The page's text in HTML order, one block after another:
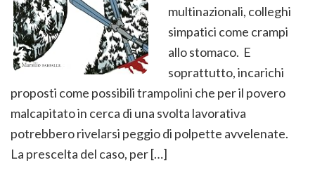
multinazionali, colleghi
simpatici come crampi
allo stomaco. E
soprattutto, incarichi
proposti come possibili trampolini che per il povero
malcapitato in cerca di una svolta lavorativa
potrebbero rivelarsi peggio di polpette avvelenate.
La prescelta del caso, per […]